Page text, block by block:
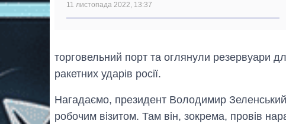
11 листопада 2022, 13:37
торговельний порт та оглянули резервуари
ракетних ударів росії.
Нагадаємо, президент Володимир Зеленський
робочим візитом. Там він, зокрема, провів